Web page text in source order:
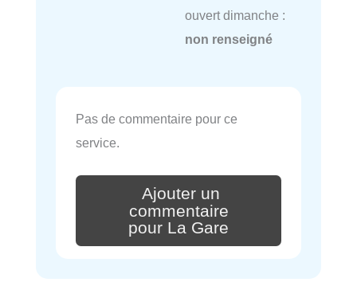
ouvert dimanche :
non renseigné
Pas de commentaire pour ce
service.
Ajouter un
commentaire
pour La Gare